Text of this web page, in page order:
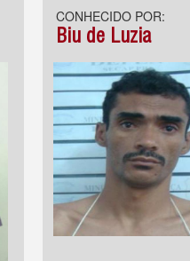
CONHECIDO POR:
Biu de Luzia